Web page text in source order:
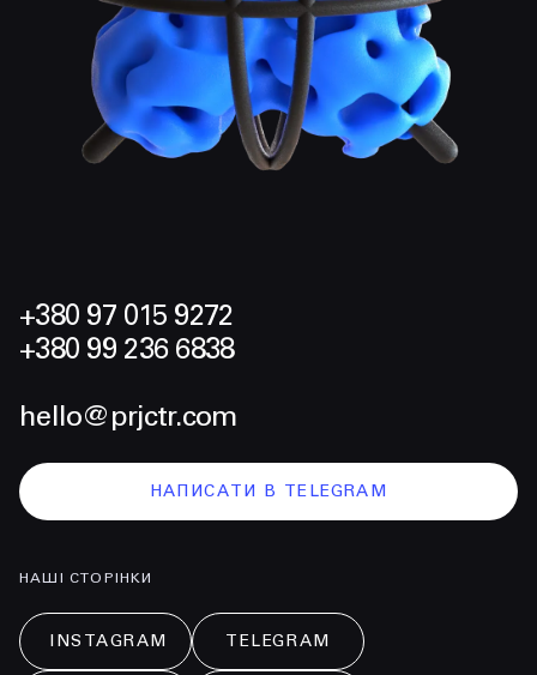
+380 97 015 9272
+380 99 236 6838
hello@prjctr.com
НАПИСАТИ В TELEGRAM
НАШІ СТОРІНКИ
INSTAGRAM TELEGRAM